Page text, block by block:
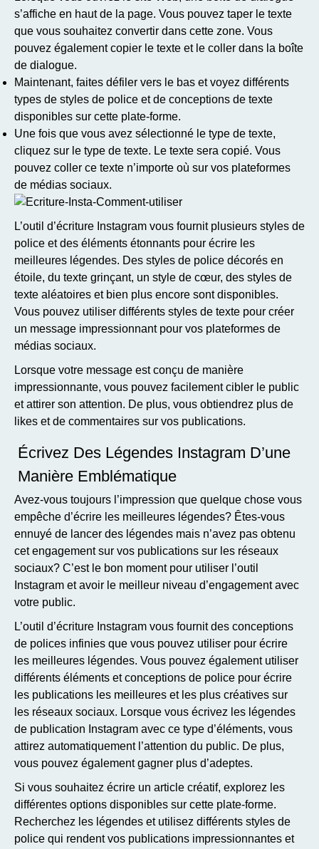
s’affiche en haut de la page. Vous pouvez taper le texte
que vous souhaitez convertir dans cette zone. Vous
pouvez également copier le texte et le coller dans la boîte
de dialogue.
Maintenant, faites défiler vers le bas et voyez différents
types de styles de police et de conceptions de texte
disponibles sur cette plate-forme.
Une fois que vous avez sélectionné le type de texte,
cliquez sur le type de texte. Le texte sera copié. Vous
pouvez coller ce texte n’importe où sur vos plateformes
de médias sociaux.
L’outil d’écriture Instagram vous fournit plusieurs styles de
police et des éléments étonnants pour écrire les
meilleures légendes. Des styles de police décorés en
étoile, du texte grinçant, un style de cœur, des styles de
texte aléatoires et bien plus encore sont disponibles.
Vous pouvez utiliser différents styles de texte pour créer
un message impressionnant pour vos plateformes de
médias sociaux.
Lorsque votre message est conçu de manière
impressionnante, vous pouvez facilement cibler le public
et attirer son attention. De plus, vous obtiendrez plus de
likes et de commentaires sur vos publications.
Écrivez Des Légendes Instagram D’une
Manière Emblématique
Avez-vous toujours l’impression que quelque chose vous
empêche d’écrire les meilleures légendes? Êtes-vous
ennuyé de lancer des légendes mais n’avez pas obtenu
cet engagement sur vos publications sur les réseaux
sociaux? C’est le bon moment pour utiliser l’outil
Instagram et avoir le meilleur niveau d’engagement avec
votre public.
L’outil d’écriture Instagram vous fournit des conceptions
de polices infinies que vous pouvez utiliser pour écrire
les meilleures légendes. Vous pouvez également utiliser
différents éléments et conceptions de police pour écrire
les publications les meilleures et les plus créatives sur
les réseaux sociaux. Lorsque vous écrivez les légendes
de publication Instagram avec ce type d’éléments, vous
attirez automatiquement l’attention du public. De plus,
vous pouvez également gagner plus d’adeptes.
Si vous souhaitez écrire un article créatif, explorez les
différentes options disponibles sur cette plate-forme.
Recherchez les légendes et utilisez différents styles de
police qui rendent vos publications impressionnantes et